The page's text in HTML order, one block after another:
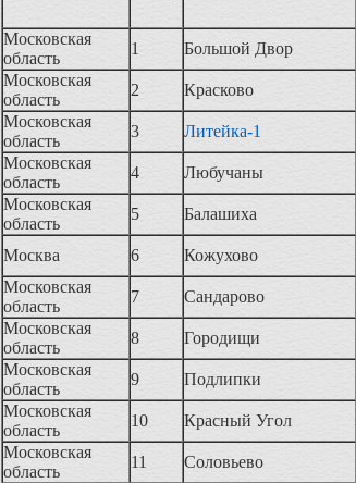
Московская
область
1 Большой Двор
Московская
область
2 Красково
Московская
область
3 Литейка-1
Московская
область
4 Любучаны
Московская
область
5 Балашиха
Москва 6 Кожухово
Московская
область
7 Сандарово
Московская
область
8 Городищи
Московская
область
9 Подлипки
Московская
область
10 Красный Угол
Московская
область
11 Соловьево